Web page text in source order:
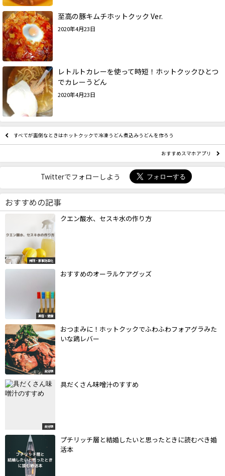
至高の豚キムチホットクック Ver.
2020年4月23日
レトルトカレーを使って時短！ホットクックひとつ
でカレーうどん
2020年4月23日
すべてが面倒なときはホットクックで冷凍うどん煮込みうどんを作ろう
おすすめスマホアプリ
Twitterでフォローしよう
おすすめの記事
掃除・家事効率化
クエン酸水、セスキ水の作り方
美容・健康
おすすめのオーラルケアグッズ
未分類
おつまみに！ホットクックでふわふわフォアグラみた
いな鶏レバー
未分類
具だくさん味噌汁のすすめ
プチリッチ層と結婚したいと思ったときに読むべき婚
活本